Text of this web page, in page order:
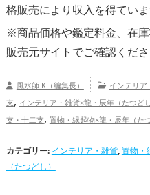
格販売により収入を得ていま
※商品価格や鑑定料金、在
販売元サイトでご確認くださ
風水師 K（編集長） インテリア
支, インテリア・雑貨×龍・辰年（たつどし
支・十二支, 置物・縁起物×龍・辰年（た
支の開運グッズ,龍・辰年（たつどし）
カテゴリー: インテリア・雑貨,置物・
（たつどし）